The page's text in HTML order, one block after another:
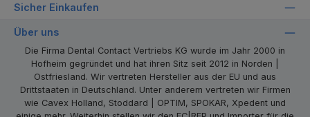
Sicher Einkaufen
Über uns
Die Firma Dental Contact Vertriebs KG wurde im Jahr 2000 in
Hofheim gegründet und hat ihren Sitz seit 2012 in Norden |
Ostfriesland. Wir vertreten Hersteller aus der EU und aus
Drittstaaten in Deutschland. Unter anderem vertreten wir Firmen
wie Cavex Holland, Stoddard | OPTIM, SPOKAR, Xpedent und